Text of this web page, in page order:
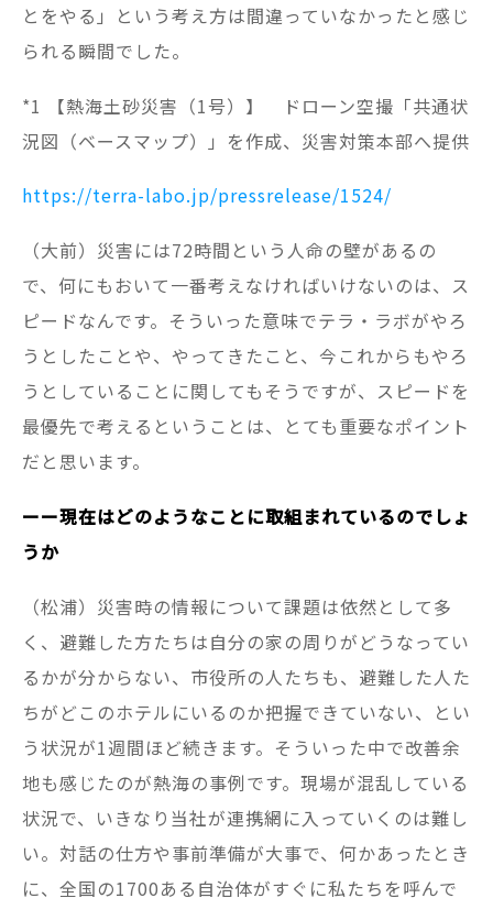
とをやる」という考え方は間違っていなかったと感じ
られる瞬間でした。
*1 【熱海土砂災害（1号）】 ドローン空撮「共通状
況図（ベースマップ）」を作成、災害対策本部へ提供
https://terra-labo.jp/pressrelease/1524/
（大前）災害には72時間という人命の壁があるの
で、何にもおいて一番考えなければいけないのは、ス
ピードなんです。そういった意味でテラ・ラボがやろ
うとしたことや、やってきたこと、今これからもやろ
うとしていることに関してもそうですが、スピードを
最優先で考えるということは、とても重要なポイント
だと思います。
ーー現在はどのようなことに取組まれているのでしょ
うか
（松浦）災害時の情報について課題は依然として多
く、避難した方たちは自分の家の周りがどうなってい
るかが分からない、市役所の人たちも、避難した人た
ちがどこのホテルにいるのか把握できていない、とい
う状況が1週間ほど続きます。そういった中で改善余
地も感じたのが熱海の事例です。現場が混乱している
状況で、いきなり当社が連携網に入っていくのは難し
い。対話の仕方や事前準備が大事で、何かあったとき
に、全国の1700ある自治体がすぐに私たちを呼んで